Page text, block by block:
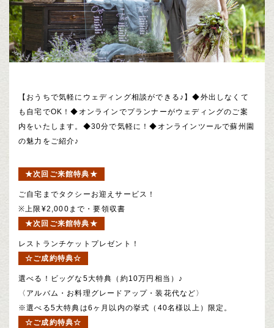
【おうちで気軽にウェディング相談ができる♪】◆外出しなくて
も自宅でOK！◆オンラインでプランナーがウェディングのご案
内をいたします。◆30分で気軽に！◆オンラインツールで蘇州園
の魅力をご紹介♪
★次回ご来館特典★
ご自宅までタクシーお迎えサービス！
※上限¥2,000まで・要領収書
★次回ご来館特典★
レストランチケットプレゼント！
☆ご成約特典☆
選べる！ビッグな5大特典（約10万円相当）♪
〈アルバム・お料理グレードアップ・装花代など〉
※選べる5大特典は6ヶ月以内の挙式（40名様以上）限定。
☆ご成約特典☆